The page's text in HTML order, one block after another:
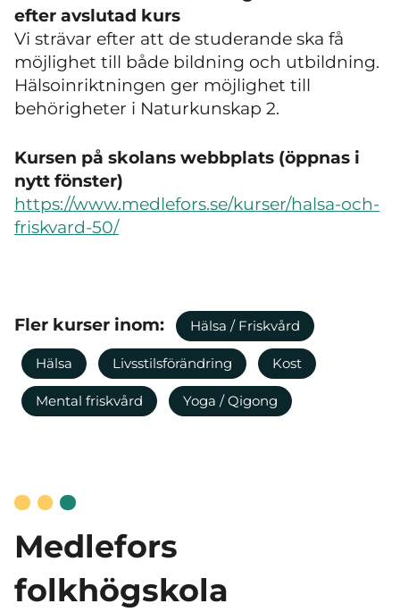
efter avslutad kurs
Vi strävar efter att de studerande ska få
möjlighet till både bildning och utbildning.
Hälsoinriktningen ger möjlighet till
behörigheter i Naturkunskap 2.
Kursen på skolans webbplats (öppnas i
nytt fönster)
https://www.medlefors.se/kurser/halsa-och-
friskvard-50/
Fler kurser inom: Hälsa / Friskvård
Hälsa Livsstilsförändring Kost
Mental friskvård Yoga / Qigong
Medlefors
folkhögskola